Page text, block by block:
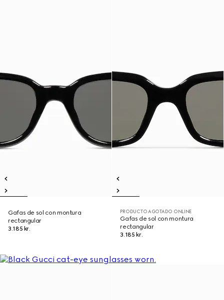
Gafas de sol con montura
rectangular
3.185 kr.
PRODUCTO AGOTADO ONLINE
Gafas de sol con montura
rectangular
3.185 kr.